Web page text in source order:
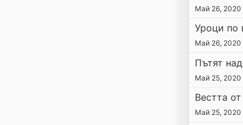
Май 26, 2020
Уроци по
Май 26, 2020
Пътят
Май 25, 2020
Вестта
Май 25, 2020